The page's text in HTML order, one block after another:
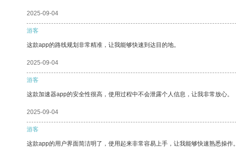
2025-09-04
游客
这款app的路线规划非常精准，让我能够快速到达目的地。
2025-09-04
游客
这款加速器app的安全性很高，使用过程中不会泄露个人信息，让我非常放心。
2025-09-04
游客
这款app的用户界面简洁明了，使用起来非常容易上手，让我能够快速熟悉操作。